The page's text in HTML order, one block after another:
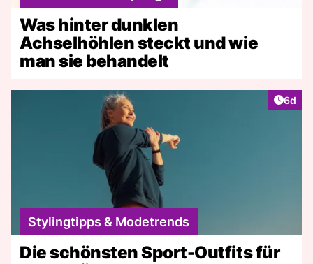
Was hinter dunklen
Achselhöhlen steckt und wie
man sie behandelt
6d
Stylingtipps & Modetrends
Die schönsten Sport-Outfits für